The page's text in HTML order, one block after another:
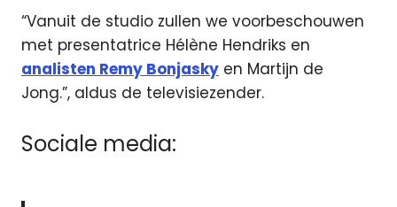
“Vanuit de studio zullen we voorbeschouwen
met presentatrice Hélène Hendriks en
analisten Remy Bonjasky en Martijn de
Jong.”, aldus de televisiezender.
Sociale media: